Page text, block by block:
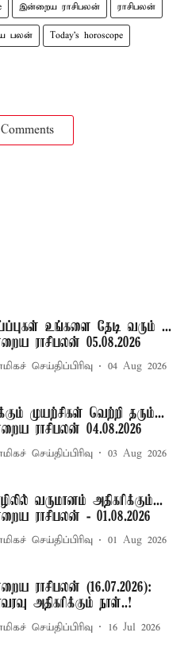
இன்றைய ராசிபலன் ராசிபலன்
பலன் Today's horoscope
உங்களை தேடி வரும் ...
ராசிபலன் 05.08.2026
செய்திப்பிரிவு 04 Aug 2026
முயற்சிகள் வெற்றி தரும்...
ராசிபலன் 04.08.2026
செய்திப்பிரிவு 03 Aug 2026
வருமானம் அதிகரிக்கும்...
ராசிபலன் - 01.08.2026
செய்திப்பிரிவு 01 Aug 2026
ராசிபலன் (16.07.2026):
அதிகரிக்கும் நாள்..!
செய்திப்பிரிவு 16 Jul 2026